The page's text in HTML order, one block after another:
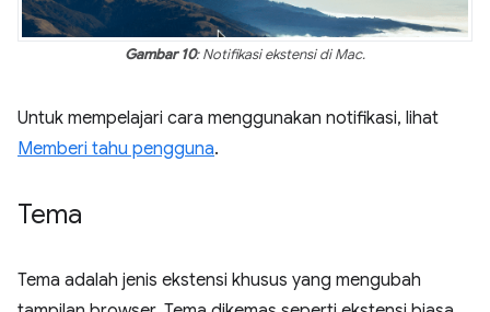
Gambar 10: Notifikasi ekstensi di Mac.
Untuk mempelajari cara menggunakan notifikasi, lihat
Memberi tahu pengguna.
Tema
Tema adalah jenis ekstensi khusus yang mengubah